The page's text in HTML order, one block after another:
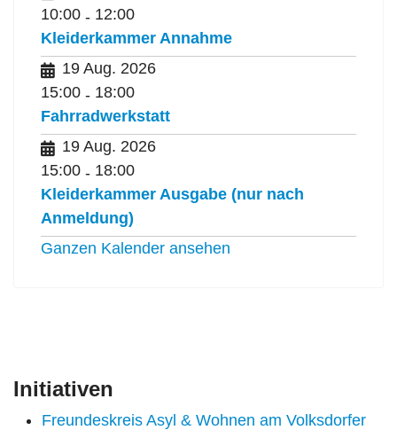
10:00 - 12:00
Kleiderkammer Annahme
19 Aug. 2026
15:00 - 18:00
Fahrradwerkstatt
19 Aug. 2026
15:00 - 18:00
Kleiderkammer Ausgabe (nur nach
Anmeldung)
Ganzen Kalender ansehen
Initiativen
Freundeskreis Asyl & Wohnen am Volksdorfer